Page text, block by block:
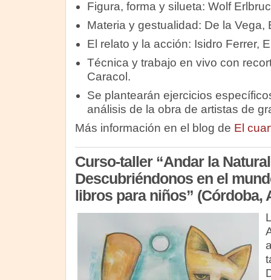
Figura, forma y silueta: Wolf
Materia y gestualidad: De la Vega,
El relato y la acción: Isidro Ferrer,
Técnica y trabajo en vivo con
Caracol.
Se plantearán ejercicios
análisis de la obra de artistas de
Más información en el blog de El
Curso-taller “Andar la
Descubriéndonos en el
libros para niños” (Córdoba,